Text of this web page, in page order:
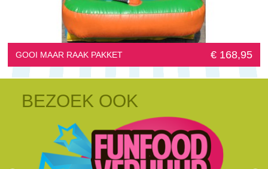
GOOI MAAR RAAK PAKKET € 168,95
BEZOEK OOK